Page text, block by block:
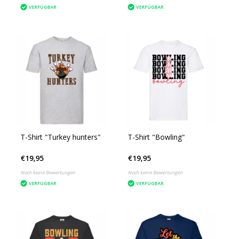
VERFÜGBAR
VERFÜGBAR
T-Shirt "Turkey hunters"
€19,95
Noch keine Bewertungen
VERFÜGBAR
T-Shirt "Bowling"
€19,95
Noch keine Bewertungen
VERFÜGBAR